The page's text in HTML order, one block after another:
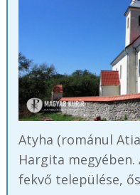
Atyha (románul
Hargita megyében.
fekvő települése,